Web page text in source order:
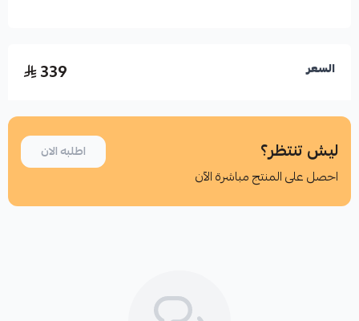
السعر 339
ليش تنتظر؟
احصل على المنتج مباشرة الآن
اطلبه الان
اطلب المنتج